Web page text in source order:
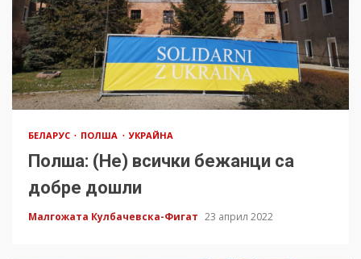
БЕЛАРУС ПОЛША УКРАЙНА
Полша: (Не) всички бежанци са
добре дошли
Малгожата Кулбачевска-Фигат 23 април 2022